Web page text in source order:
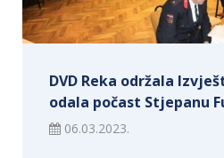
DVD Reka održala
odala počast Stjepanu
06.03.2023.